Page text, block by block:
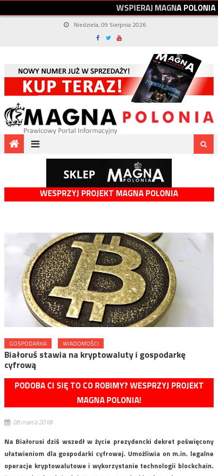
WSPIERAJMAGNAPOLONIA
Niedziela, 09 Sierpnia 2026
WESPRZYJ PROJEKT MAGNA POLONIA
GOSPODARKA WIADOMOŚCI
Białoruś stawia na kryptowaluty i gospodarkę
cyfrową
PODOBA CI SIĘ TO CO ROBIMY? WESPRZYJ PROJEKT
MAGNA POLONIA!
28 marca 2018
Na Białorusi dziś wszedł w życie prezydencki dekret poświęcony
ułatwieniom dla gospodarki cyfrowej. Umożliwia on m.in. legalne
operacje kryptowalutowe i wykorzystanie technologii blockchain.